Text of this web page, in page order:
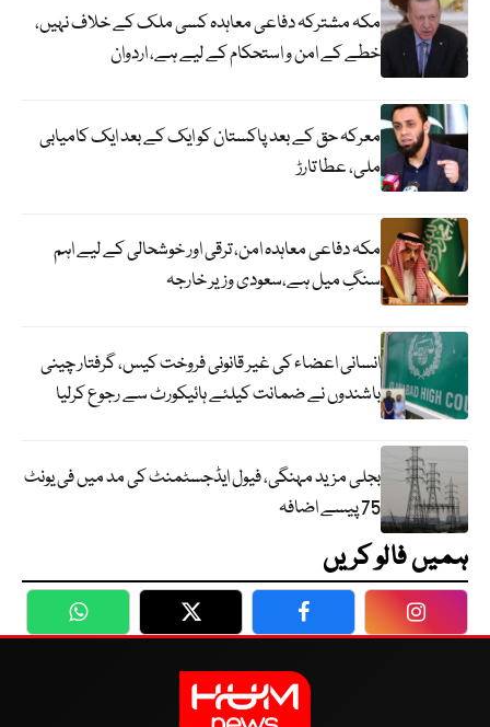
مکہ مشترکہ دفاعی معاہدہ کسی ملک کے خلاف نہیں،
خطے کے امن و استحکام کے لیے ہے، اردوان
معرکہ حق کے بعد پاکستان کو ایک کے بعد ایک کامیابی
ملی، عطا تارڑ
مکہ دفاعی معاہدہ امن، ترقی اور خوشحالی کے لیے اہم
سنگِ میل ہے،سعودی وزیر خارجہ
انسانی اعضاء کی غیر قانونی فروخت کیس، گرفتار چینی
باشندوں نے ضمانت کیلئے ہائیکورٹ سے رجوع کرلیا
بجلی مزید مہنگی، فیول ایڈجسٹمنٹ کی مد میں فی یونٹ
75 پیسے اضافہ
ہمیں فالو کریں
WhatsApp Twitter Facebook